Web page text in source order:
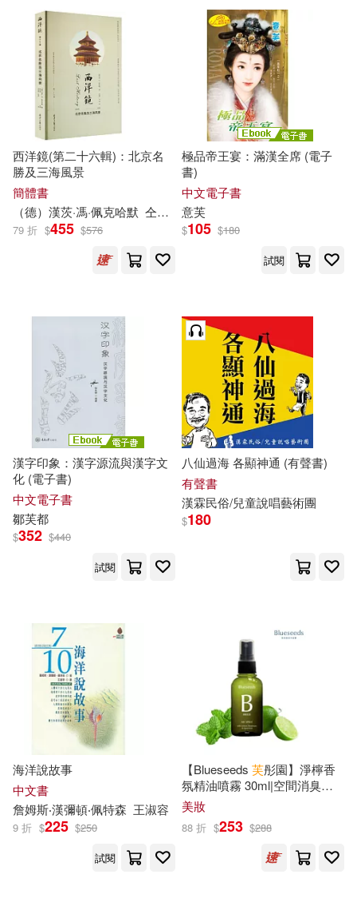
PRESTIGE DIGITAL BOOK SERIE
上海中國航海博物館(23)
交通部運輸研究所(23)
平嶋夏海(23) 廖鴻基(23)
李曉琪（主編）(23)
蓮実ｸﾚｱ(23) 藤萍(23)
鐵皮人美術(23)
（丹）安徒生(23) シリ崎(22)
一世風流(22)
上海美術電影制片廠(22)
劉增利(22) 崔鍾雷(22)
木下杏(22)
楊寄洲(22)
竜騎士07(22)
童趣出版有限公司(22)
藤原芳秀(22) 賴世雄(22)
遠東圖書公司編審委員會(22)
中國紡織出版社(163)
重慶出版社(160)
中國書籍出版社(158)
麥田(157)
中國經濟出版社(156)
二十一世紀出版社(155)
作家出版社(152)
青海人民出版社(152)
光明日報出版社(151)
鳳凰出版社(151)
天地出版社(150)
中國鐵道出版社(147)
暨南大學出版社(147)
漢語大詞典出版社(146)
中國水利水電出版社(145)
臺灣商務(145)
西洋鏡(第二十六輯)：北京名
勝及三海風景
簡體書
（德） 漢茨·馮·佩克哈默 仝冰雪等
79 折 $455 $576
極品帝王宴：滿漢全席 (電子
書)
中文電子書
意芙
$105 $180
試閱
漢字印象：漢字源流與漢字文
化 (電子書)
中文電子書
鄒芙都
$352 $440
試閱
八仙過海 各顯神通 (有聲書)
有聲書
漢霖民俗/兒童說唱藝術團
$180
海洋說故事
中文書
詹姆斯‧漢彌頓‧佩特森 王淑容
9 折 $225 $250
試閱
【Blueseeds 芙彤園】淨檸香
氛精油噴霧 30ml|空間消臭噴
霧
美妝
88 折 $253 $288